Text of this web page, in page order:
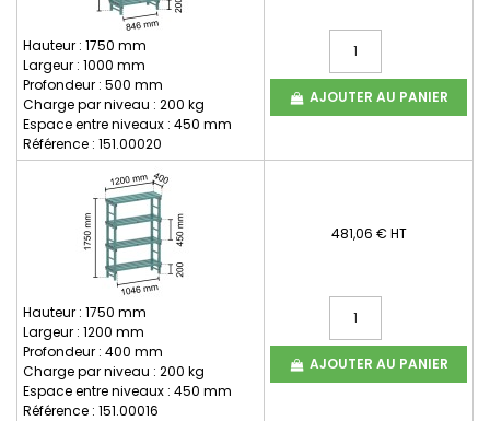
Hauteur : 1750 mm
Largeur : 1000 mm
Profondeur : 500 mm
Charge par niveau : 200 kg
Espace entre niveaux : 450 mm
Référence : 151.00020
AJOUTER AU PANIER
Hauteur : 1750 mm
Largeur : 1200 mm
Profondeur : 400 mm
Charge par niveau : 200 kg
Espace entre niveaux : 450 mm
Référence : 151.00016
481,06 € HT
AJOUTER AU PANIER